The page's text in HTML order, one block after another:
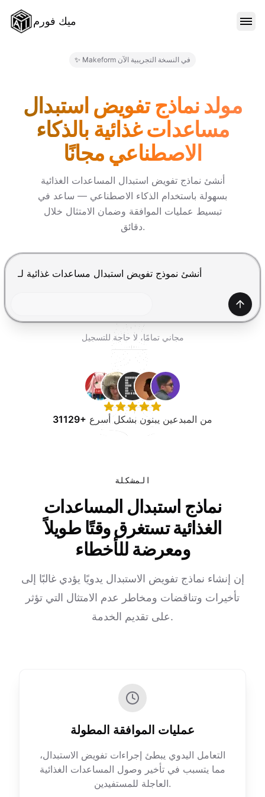
ميك فورم
المدونة
الأسعار
جرب مجانًا
✨ Makeform في النسخة التجريبية الآن
مولد نماذج تفويض استبدال
مساعدات غذائية بالذكاء
الاصطناعي مجانًا
أنشئ نماذج تفويض استبدال المساعدات الغذائية
بسهولة باستخدام الذكاء الاصطناعي — ساعد في
تبسيط عمليات الموافقة وضمان الامتثال خلال
دقائق.
اضغط Enter للإرسال، Shift+Enter لإضافة سطر جديد
إنشاء
مجاني تمامًا، لا حاجة للتسجيل
31129+ من المبدعين يبنون بشكل أسرع
المشكلة
نماذج استبدال المساعدات
الغذائية تستغرق وقتًا طويلاً
ومعرضة للأخطاء
إن إنشاء نماذج تفويض الاستبدال يدويًا يؤدي غالبًا إلى
تأخيرات وتناقضات ومخاطر عدم الامتثال التي تؤثر
على تقديم الخدمة.
عمليات الموافقة المطولة
التعامل اليدوي يبطئ إجراءات تفويض الاستبدال،
مما يتسبب في تأخير وصول المساعدات الغذائية
العاجلة للمستفيدين.